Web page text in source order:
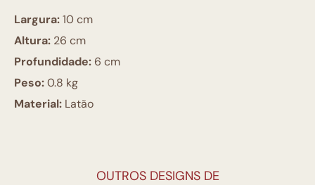
Largura:10 cm
Altura: 26 cm
Profundidade: 6 cm
Peso:0.8 kg
Material: Latão
OUTROS DESIGNS DE